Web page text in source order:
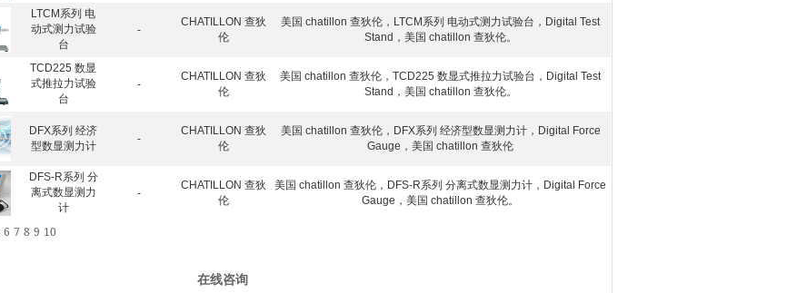
LTCM系列 电
动式测力试验
台
-
CHATILLON 查狄
伦
美国 chatillon 查狄伦，LTCM系列 电动式测力试验台，Digital Test
Stand，美国 chatillon 查狄伦。
TCD225 数显
式推拉力试验
台
-
CHATILLON 查狄
伦
美国 chatillon 查狄伦，TCD225 数显式推拉力试验台，Digital Test
Stand，美国 chatillon 查狄伦。
DFX系列 经济
型数显测力计
-
CHATILLON 查狄
伦
美国 chatillon 查狄伦，DFX系列 经济型数显测力计，Digital Force
Gauge，美国 chatillon 查狄伦
DFS-R系列 分
离式数显测力
计
-
CHATILLON 查狄
伦
美国 chatillon 查狄伦，DFS-R系列 分离式数显测力计，Digital Force
Gauge，美国 chatillon 查狄伦。
6 7 8 9 10
在线咨询